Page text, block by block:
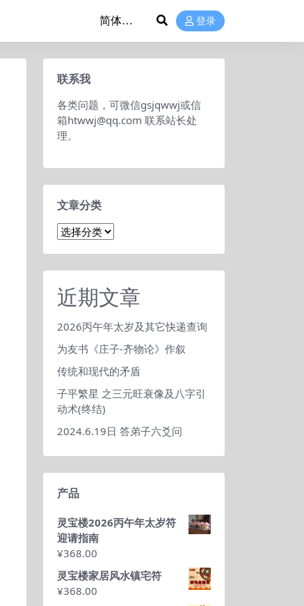
登录
联系我
各类问题，可微信gsjqwwj或信
箱htwwj@qq.com 联系站长处
理。
文章分类
文
近期文章
2026丙午年太岁及其它快递查询
为友书《庄子-齐物论》作叙
传统和现代的矛盾
子平繁星 之三元旺衰像及八字引
动术(终结)
2024.6.19日 答弟子六爻问
产品
灵宝楼2026丙午年太岁符
迎请指南
¥368.00
灵宝楼家居风水镇宅符
¥368.00